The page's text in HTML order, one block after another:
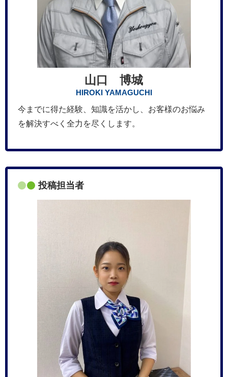
山口 博城
HIROKI YAMAGUCHI
今までに得た経験、知識を活かし、お客様のお悩み
を解決すべく全力を尽くします。
投稿担当者